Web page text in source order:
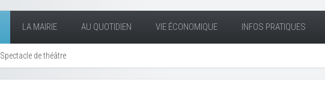
LA MAIRIE AU QUOTIDIEN VIE ÉCONOMIQUE INFOS PRATIQUES
Spectacle de théâtre